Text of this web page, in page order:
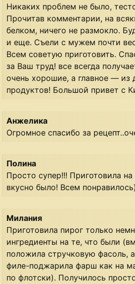
Никаких проблем не было,
Прочитав комментарии, на
белком, ничего не размокло.
и еще. Съели с мужем почти
Всем советую приготовить.
за Ваш труд! все всегда
очень хорошие, а главное — из
продуктов! Большой привет с
Анжелика
Огромное спасибо за
Полина
Просто супер!!! Приготовила
вкусно было! Всем понравилось)
Милания
Приготовила пирог только
ингредиенты на те, что были
положила стручковую фасоль,
филе-поджарила фарш как на
по флотски). Получилось